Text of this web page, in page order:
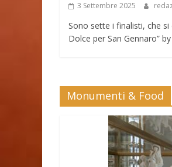
3 Settembre 2025
Sono sette i finalisti, che si
Dolce per San Gennaro”
Monumenti & Food